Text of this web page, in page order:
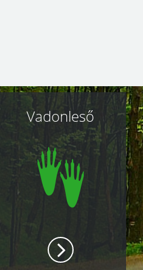
Vadonleső